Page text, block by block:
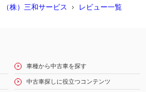
株）三和サービス
レビュー一覧
車種から中古車を探す
中古車探しに役立つコンテンツ